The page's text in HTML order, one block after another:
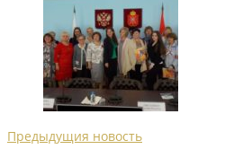
Предыдущия новость